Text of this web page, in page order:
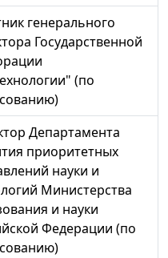
генерального
Государственной
(по
Департамента
приоритетных
науки и
Министерства
и науки
Федерации (по